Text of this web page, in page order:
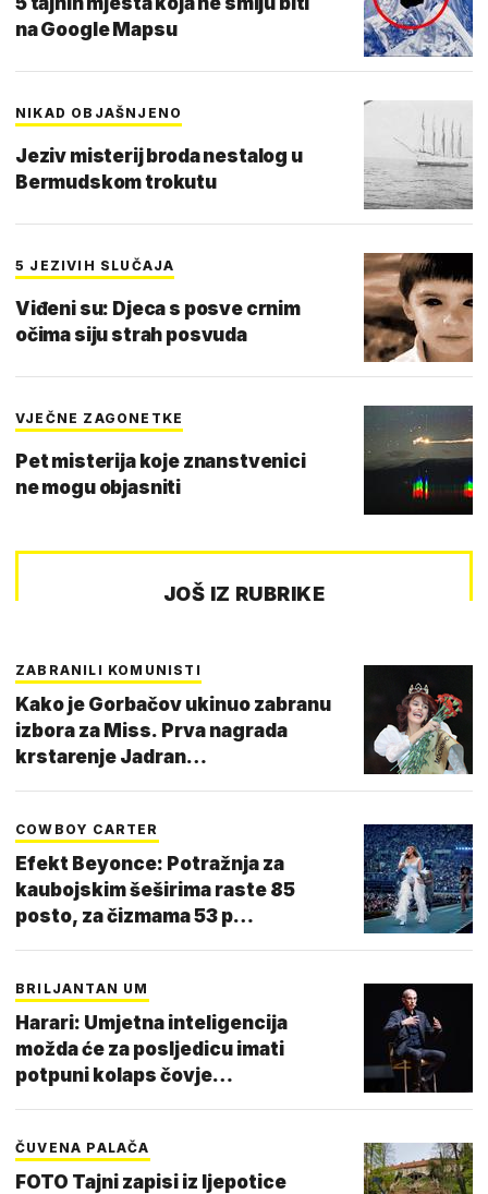
na Google Mapsu
NIKAD OBJAŠNJENO
Jeziv misterij broda nestalog u
Bermudskom trokutu
5 JEZIVIH SLUČAJA
Viđeni su: Djeca s posve crnim
očima siju strah posvuda
VJEČNE ZAGONETKE
Pet misterija koje znanstvenici
ne mogu objasniti
JOŠ IZ RUBRIKE
ZABRANILI KOMUNISTI
Kako je Gorbačov ukinuo zabranu
izbora za Miss. Prva nagrada
krstarenje Jadran…
COWBOY CARTER
Efekt Beyonce: Potražnja za
kaubojskim šeširima raste 85
posto, za čizmama 53 p…
BRILJANTAN UM
Harari: Umjetna inteligencija
možda će za posljedicu imati
potpuni kolaps čovje…
ČUVENA PALAČA
FOTO Tajni zapisi iz ljepotice